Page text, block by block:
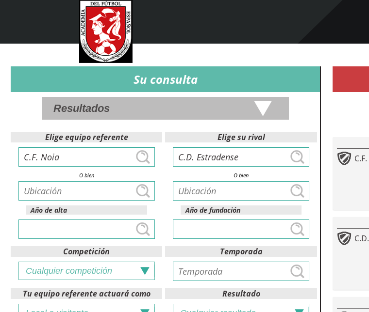
Su consulta
Elige equipo referente
O bien
Año de alta
Elige su rival
O bien
Año de fundación
Competición Temporada
Tu equipo referente actuará como Resultado